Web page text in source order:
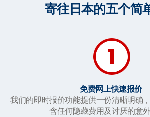
寄往日本的五个简
免费网上快速报价
我们的即时报价功能提供一份清晰明确
含任何隐藏费用及讨厌的意外